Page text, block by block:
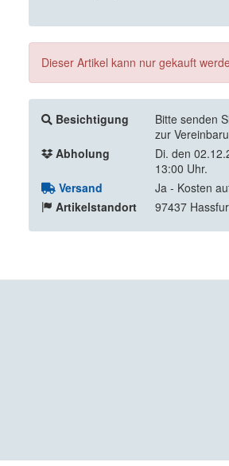
Dieser Artikel kann nur gekauft
Besichtigung
Bitte senden
zur
Abholung
Di. den
13:00 Uhr.
Versand
Ja - Kosten
Artikelstandort
97437